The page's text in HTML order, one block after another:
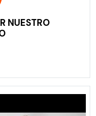
NUESTRO